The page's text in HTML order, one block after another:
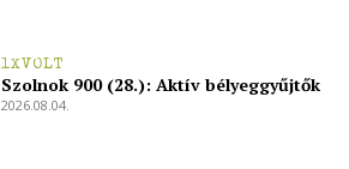
1XVOLT
Szolnok 900 (28.): Aktív bélyeggyűjtők
2026.08.04.